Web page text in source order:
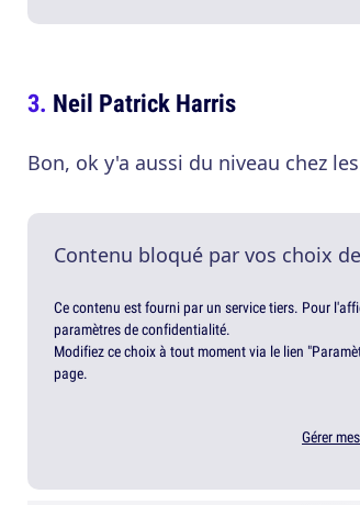
Neil Patrick Harris
Bon, ok y'a aussi du niveau chez
Contenu bloqué par vos choix
Ce contenu est fourni par un service tiers. Pour
paramètres de confidentialité.
Modifiez ce choix à tout moment via le lien
page.
Gérer